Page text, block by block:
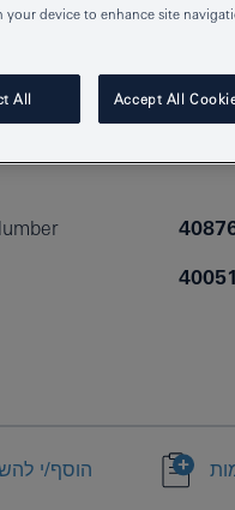
BLUE
הוסף/י
device to enhance site
All Accept All